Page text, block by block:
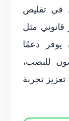
في تقليص
قانوني مثل
دعمًا
للنصب،
تجربة